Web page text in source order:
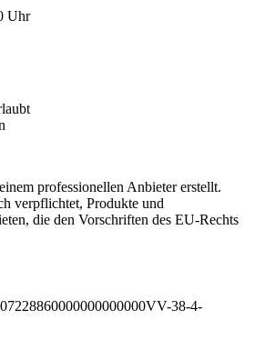
Uhr
professionellen Anbieter erstellt.
verpflichtet, Produkte und
die den Vorschriften des EU-Rechts
38-4-